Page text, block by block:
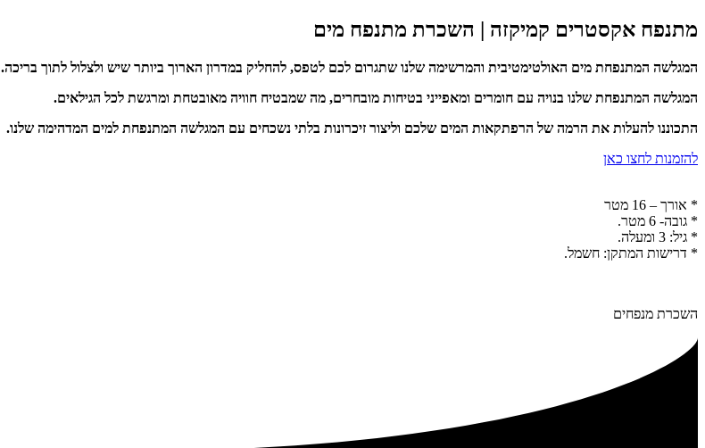
מתנפח אקסטרים קמיקזה | השכרת מתנפח מים
המגלשה המתנפחת מים האולטימטיבית והמרשימה שלנו שתגרום לכם לטפס, להחליק במדרון הארוך ביותר שיש ולצלול לתוך בריכה.
המגלשה המתנפחת שלנו בנויה עם חומרים ומאפייני בטיחות מובחרים, מה שמבטיח חוויה מאובטחת ומרגשת לכל הגילאים.
התכוננו להעלות את הרמה של הרפתקאות המים שלכם וליצור זיכרונות בלתי נשכחים עם המגלשה המתנפחת למים המדהימה שלנו.
להזמנות לחצו כאן
* אורך – 16 מטר
* גובה- 6 מטר.
* גיל: 3 ומעלה.
* דרישות המתקן: חשמל.
השכרת מנפחים